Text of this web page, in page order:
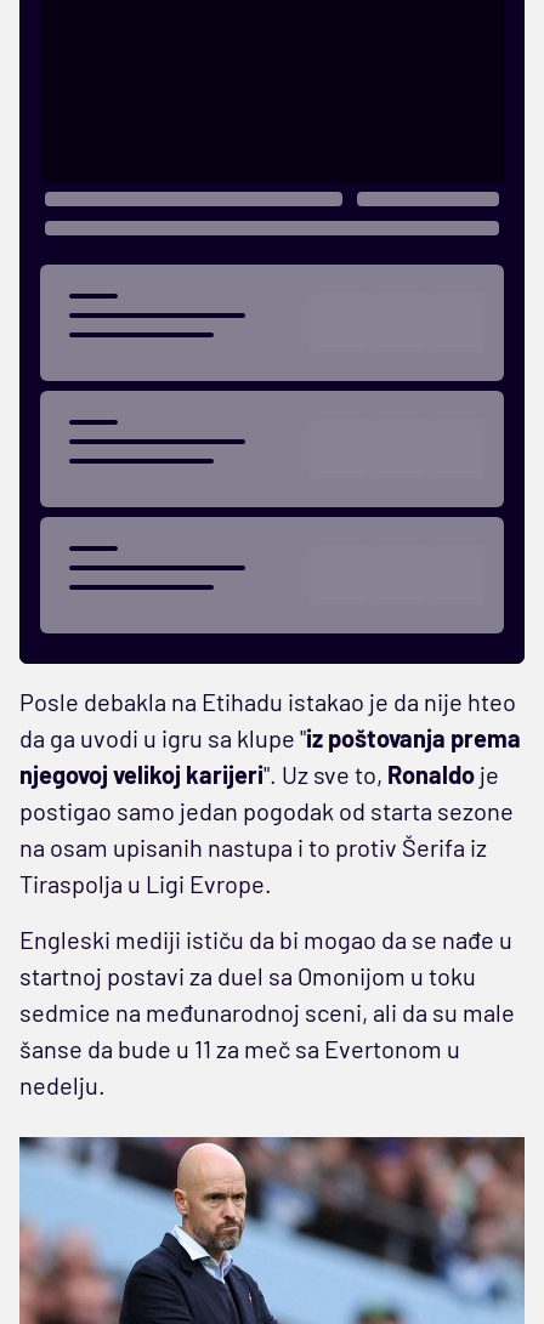
Posle debakla na Etihadu istakao je da nije hteo
da ga uvodi u igru sa klupe "iz poštovanja prema
njegovoj velikoj karijeri". Uz sve to, Ronaldo je
postigao samo jedan pogodak od starta sezone
na osam upisanih nastupa i to protiv Šerifa iz
Tiraspolja u Ligi Evrope.
Engleski mediji ističu da bi mogao da se nađe u
startnoj postavi za duel sa Omonijom u toku
sedmice na međunarodnoj sceni, ali da su male
šanse da bude u 11 za meč sa Evertonom u
nedelju.